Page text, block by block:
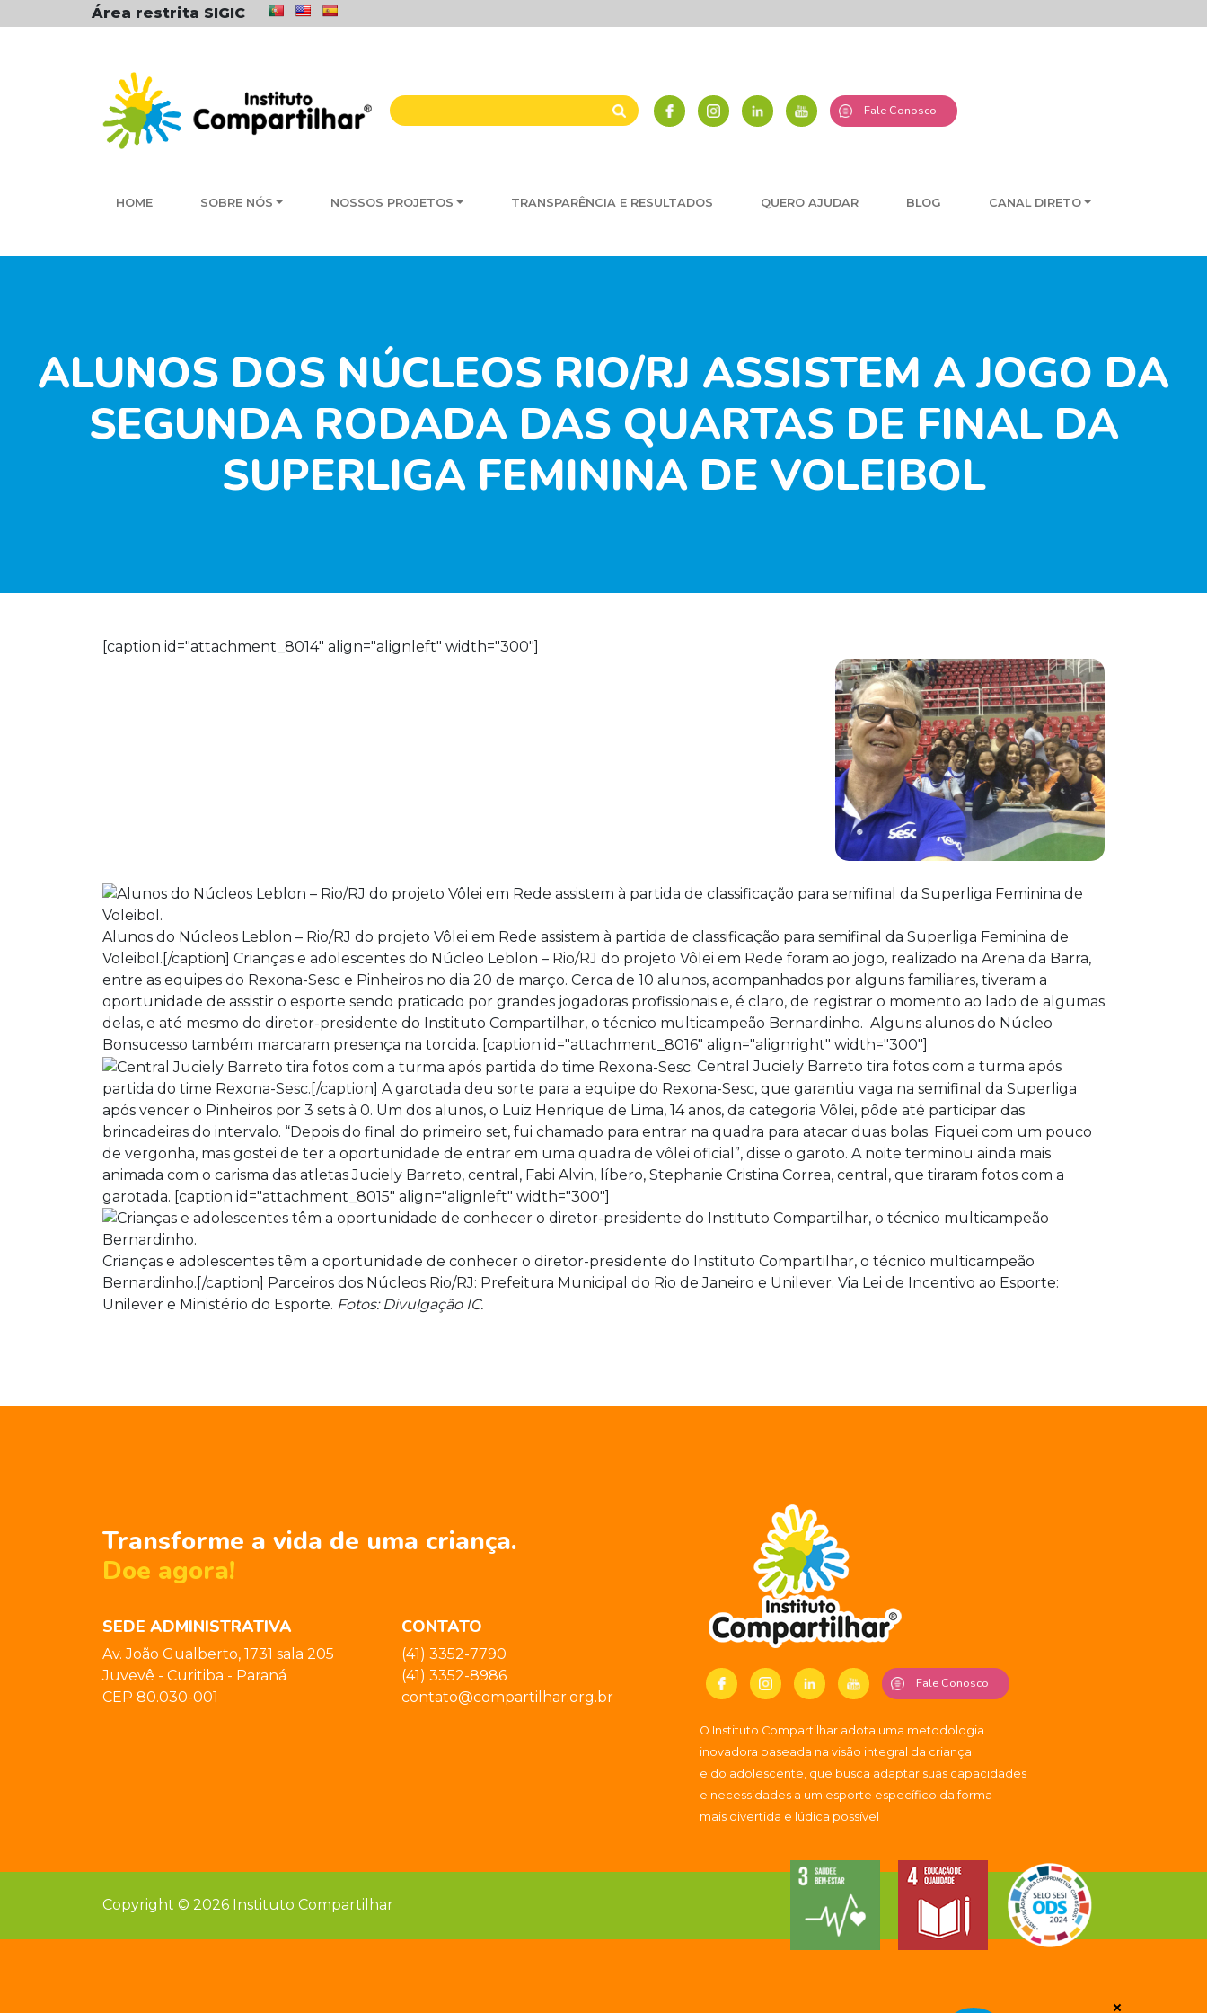
Área restrita SIGIC
Fale Conosco
HOME SOBRE NÓS NOSSOS PROJETOS TRANSPARÊNCIA E RESULTADOS QUERO AJUDAR BLOG CANAL DIRETO
ALUNOS DOS NÚCLEOS RIO/RJ ASSISTEM A JOGO DA
SEGUNDA RODADA DAS QUARTAS DE FINAL DA
SUPERLIGA FEMININA DE VOLEIBOL
[caption id="attachment_8014" align="alignleft" width="300"]
Alunos do Núcleos Leblon – Rio/RJ do projeto Vôlei em Rede assistem à partida de classificação para semifinal da Superliga Feminina de
Voleibol.[/caption] Crianças e adolescentes do Núcleo Leblon – Rio/RJ do projeto Vôlei em Rede foram ao jogo, realizado na Arena da Barra,
entre as equipes do Rexona-Sesc e Pinheiros no dia 20 de março. Cerca de 10 alunos, acompanhados por alguns familiares, tiveram a
oportunidade de assistir o esporte sendo praticado por grandes jogadoras profissionais e, é claro, de registrar o momento ao lado de algumas
delas, e até mesmo do diretor-presidente do Instituto Compartilhar, o técnico multicampeão Bernardinho. Alguns alunos do Núcleo
Bonsucesso também marcaram presença na torcida. [caption id="attachment_8016" align="alignright" width="300"]
Central Juciely Barreto tira fotos com a turma após
partida do time Rexona-Sesc.[/caption] A garotada deu sorte para a equipe do Rexona-Sesc, que garantiu vaga na semifinal da Superliga
após vencer o Pinheiros por 3 sets à 0. Um dos alunos, o Luiz Henrique de Lima, 14 anos, da categoria Vôlei, pôde até participar das
brincadeiras do intervalo. “Depois do final do primeiro set, fui chamado para entrar na quadra para atacar duas bolas. Fiquei com um pouco
de vergonha, mas gostei de ter a oportunidade de entrar em uma quadra de vôlei oficial”, disse o garoto. A noite terminou ainda mais
animada com o carisma das atletas Juciely Barreto, central, Fabi Alvin, líbero, Stephanie Cristina Correa, central, que tiraram fotos com a
garotada. [caption id="attachment_8015" align="alignleft" width="300"]
Crianças e adolescentes têm a oportunidade de conhecer o diretor-presidente do Instituto Compartilhar, o técnico multicampeão
Bernardinho.[/caption] Parceiros dos Núcleos Rio/RJ: Prefeitura Municipal do Rio de Janeiro e Unilever. Via Lei de Incentivo ao Esporte:
Unilever e Ministério do Esporte. Fotos: Divulgação IC.
Transforme a vida de uma criança.
Doe agora!
SEDE ADMINISTRATIVA
Av. João Gualberto, 1731 sala 205
Juvevê - Curitiba - Paraná
CEP 80.030-001
CONTATO
(41) 3352-7790
(41) 3352-8986
contato@compartilhar.org.br
Fale Conosco
O Instituto Compartilhar adota uma metodologia
inovadora baseada na visão integral da criança
e do adolescente, que busca adaptar suas capacidades
e necessidades a um esporte específico da forma
mais divertida e lúdica possível
Copyright © 2026 Instituto Compartilhar